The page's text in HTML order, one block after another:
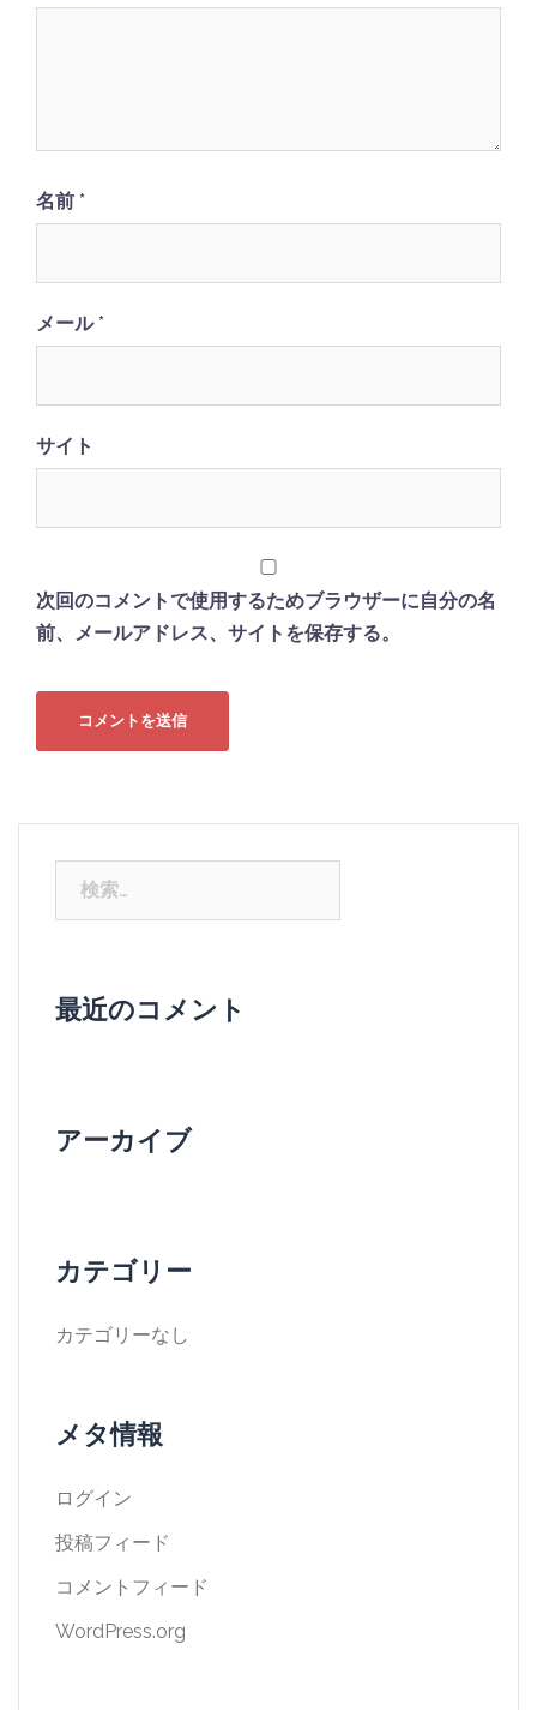
名前 *
メール*
サイト
次回のコメントで使用するためブラウザーに自分の名
前、メールアドレス、サイトを保存する。
最近のコメント
アーカイブ
カテゴリー
カテゴリーなし
メタ情報
ログイン
投稿フィード
コメントフィード
WordPress.org